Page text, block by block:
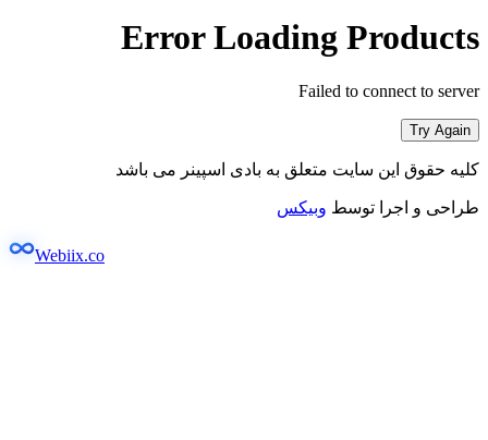
Error Loading Products
Failed to connect to server
Try Again
کلیه حقوق این سایت متعلق به بادی اسپینر می باشد
طراحی و اجرا توسط وبیکس
Webiix.co